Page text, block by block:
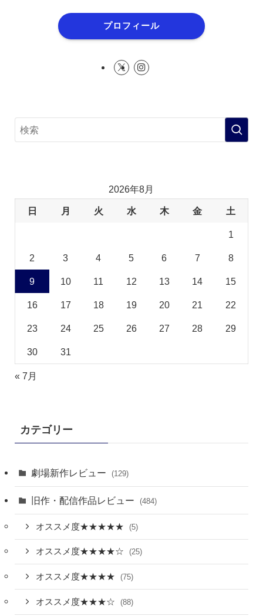
プロフィール
2026年8月
日 月 火 水 木 金 土
1
2 3 4 5 6 7 8
9 10 11 12 13 14 15
16 17 18 19 20 21 22
23 24 25 26 27 28 29
30 31
« 7月
カテゴリー
劇場新作レビュー (129)
旧作・配信作品レビュー (484)
オススメ度★★★★★ (5)
オススメ度★★★★☆ (25)
オススメ度★★★★ (75)
オススメ度★★★☆ (88)